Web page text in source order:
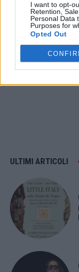
I want to opt-
Retention,
Personal Data
Purposes for
Opted Out
9,253
Fans
ULTIMI ARTICOLI